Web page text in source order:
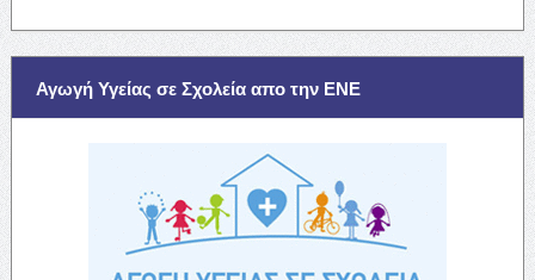
Αγωγή Υγείας σε Σχολεία απο την ΕΝΕ